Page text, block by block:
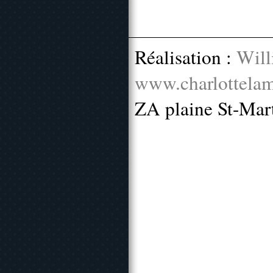
Réalisation :
ZA plaine St-